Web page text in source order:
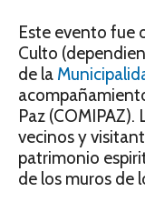
Este evento fue
Culto
de la
Paz
vecinos y
patrimonio
de los muros de